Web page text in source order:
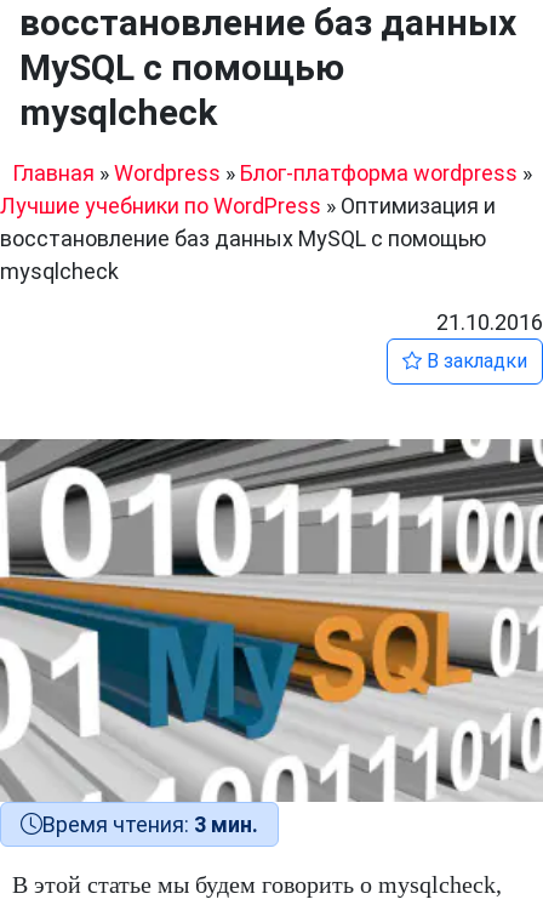
восстановление баз данных
MySQL с помощью
mysqlcheck
Главная »Wordpress » Блог-платформа wordpress »
Лучшие учебники по WordPress » Оптимизация и
восстановление баз данных MySQL с помощью
mysqlcheck
21.10.2016
В закладки
Время чтения: 3 мин.
В этой статье мы будем говорить о mysqlcheck,